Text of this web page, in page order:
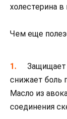
холестерина
Чем еще
Защищает
снижает боль
Масло из
соединения